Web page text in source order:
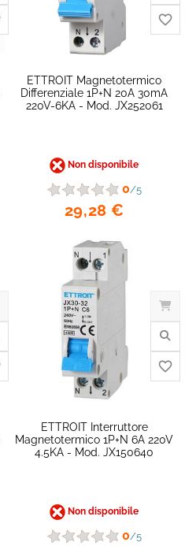
ETTROIT Magnetotermico
Differenziale 1P+N 20A 30mA
220V-6KA - Mod. JX252061
Non disponibile
0/5
29,28 €
ETTROIT Interruttore
Magnetotermico 1P+N 6A 220V
4.5KA - Mod. JX150640
Non disponibile
0/5